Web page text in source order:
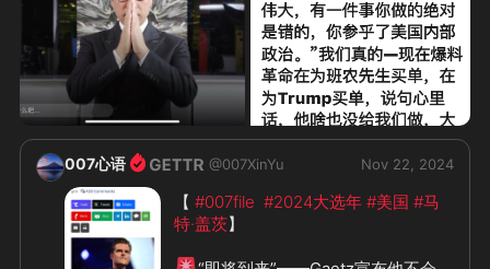
007心语 @007XinYu Nov 22, 2024
【 #007file #2024大选年 #美国 #马
特·盖茨】